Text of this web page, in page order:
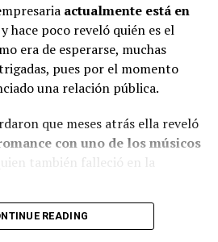
actualmente está en
hace poco reveló quién es el
era de esperarse, muchas
pues por el momento
una relación pública.
que meses atrás ella reveló
con uno de los músicos
también falleció en la
“utilizando” a Aida
READING